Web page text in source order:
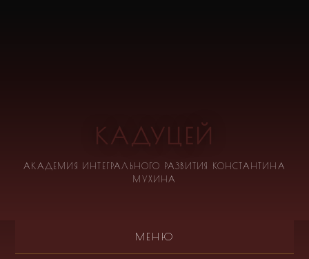
КАДУЦЕЙ
АКАДЕМИЯ ИНТЕГРАЛЬНОГО РАЗВИТИЯ КОНСТАНТИНА
МУХИНА
МЕНЮ